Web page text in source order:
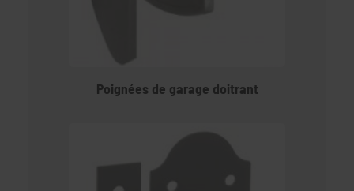
Poignées de garage doitrant